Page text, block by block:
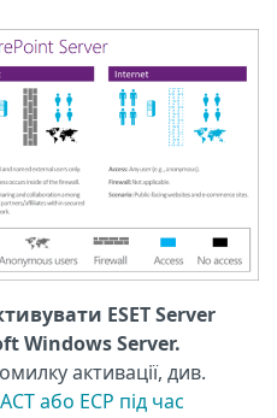
ESET Server
Windows Server.
активації, див.
або ECP під час